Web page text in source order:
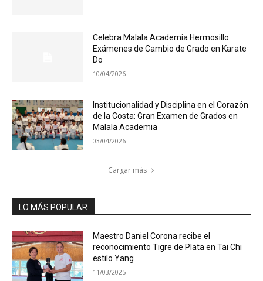
Celebra Malala Academia Hermosillo
Exámenes de Cambio de Grado en Karate
Do
10/04/2026
Institucionalidad y Disciplina en el Corazón
de la Costa: Gran Examen de Grados en
Malala Academia
03/04/2026
Cargar más
LO MÁS POPULAR
Maestro Daniel Corona recibe el
reconocimiento Tigre de Plata en Tai Chi
estilo Yang
11/03/2025